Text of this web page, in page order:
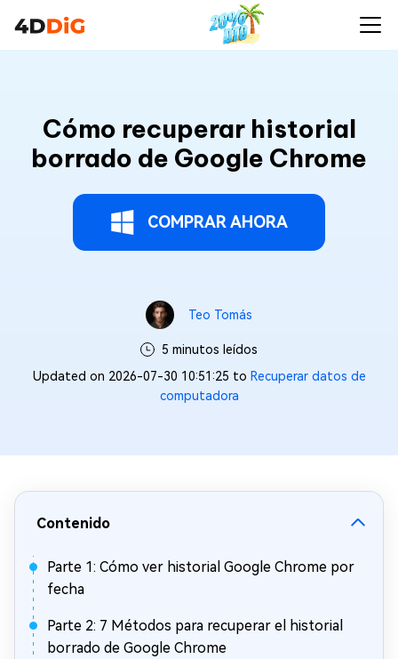
Cómo recuperar historial
borrado de Google Chrome
COMPRAR AHORA
Teo Tomás
5 minutos leídos
Updated on 2026-07-30 10:51:25 to Recuperar datos de
computadora
Contenido
Parte 1: Cómo ver historial Google Chrome por
fecha
Parte 2: 7 Métodos para recuperar el historial
borrado de Google Chrome